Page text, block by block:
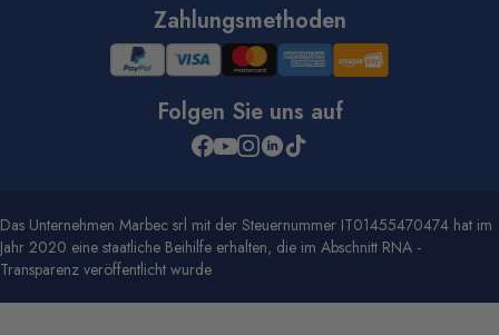
Zahlungsmethoden
Folgen Sie uns auf
Das Unternehmen Marbec srl mit der Steuernummer IT01455470474 hat im
Jahr 2020 eine staatliche Beihilfe erhalten, die im Abschnitt RNA -
Transparenz veröffentlicht wurde